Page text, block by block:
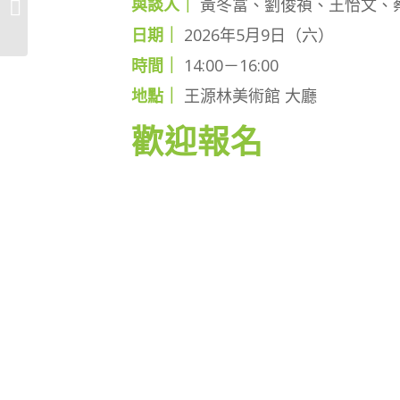
與談人｜
黃冬富、劉俊禎、王怡文、
日期｜
2026年5月9日（六）
時間｜
14:00－16:00
地點｜
王源林美術館 大廳
歡迎報名
《邊城藝韻—劉啟祥特